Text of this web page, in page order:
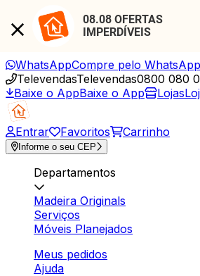
08.08 OFERTAS
IMPERDÍVEIS
WhatsAppCompre pelo WhatsApp
TelevendasTelevendas0800 080
Baixe o AppBaixe o App Lojas
Entrar Favoritos Carrinho
Informe o seu CEP
Departamentos
Madeira Originals
Serviços
Móveis Planejados
Meus pedidos
Ajuda